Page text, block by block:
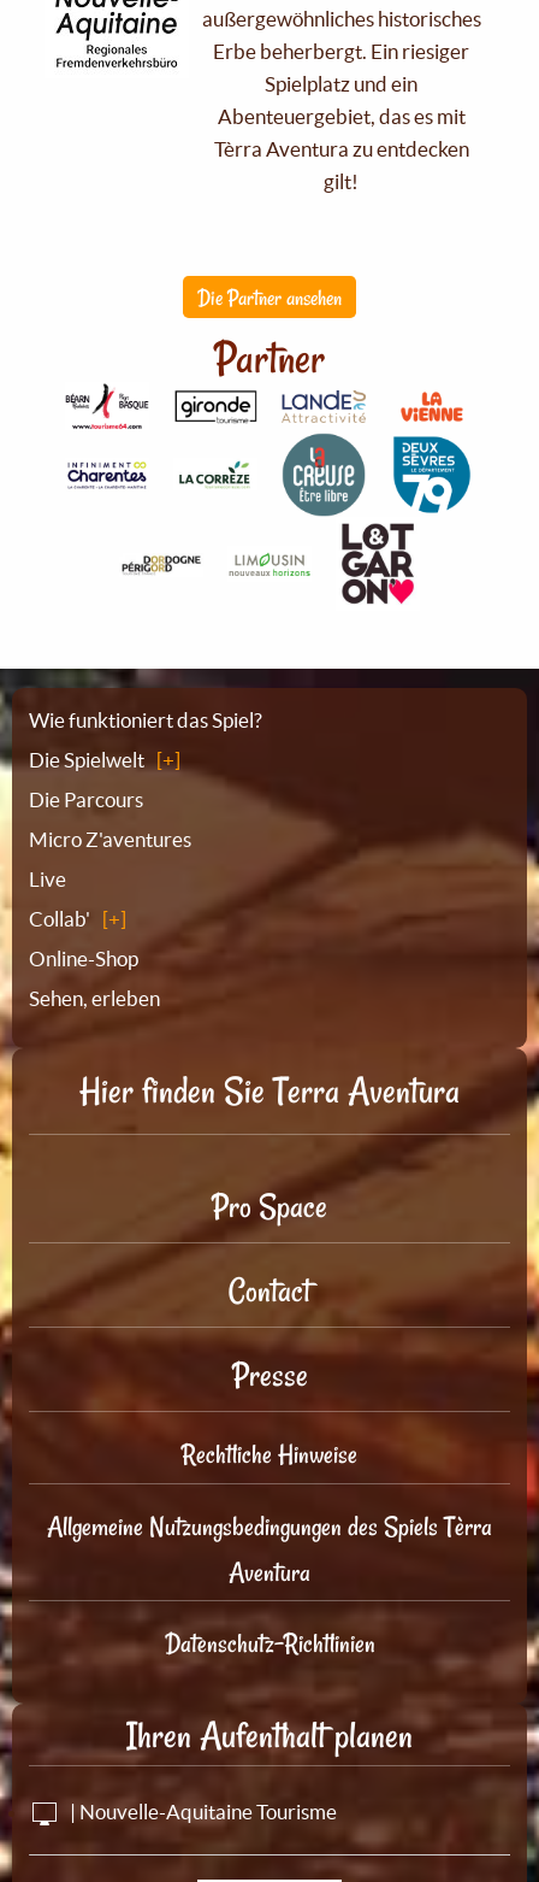
außergewöhnliches historisches
Erbe beherbergt. Ein riesiger
Spielplatz und ein
Abenteuergebiet, das es mit
Tèrra Aventura zu entdecken
gilt!
Die Partner ansehen
Partner
Sitemap
Wie funktioniert das Spiel?
Die Spielwelt
Die Parcours
Micro Z'aventures
Live
Collab'
Online-Shop
Sehen, erleben
Hier finden Sie Terra Aventura
Pro Space
Contact
Presse
Rechtliche Hinweise
Allgemeine Nutzungsbedingungen des Spiels Tèrra
Aventura
Datenschutz-Richtlinien
Ihren Aufenthalt planen
| Nouvelle-Aquitaine Tourisme